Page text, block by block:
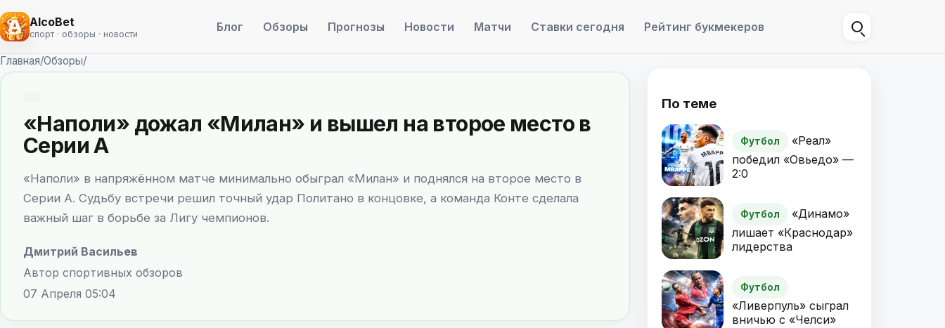
AlcoBet
спорт · обзоры · новости Блог Обзоры Прогнозы Новости Матчи Ставки сегодня Рейтинг букмекеров
Главная/Обзоры/
«Наполи» дожал «Милан» и вышел на второе место в
Серии А
«Наполи» в напряжённом матче минимально обыграл «Милан» и поднялся на второе место в
Серии А. Судьбу встречи решил точный удар Политано в концовке, а команда Конте сделала
важный шаг в борьбе за Лигу чемпионов.
Дмитрий Васильев
Автор спортивных обзоров
07 Апреля 05:04
По теме
Футбол
«Реал»
победил «Овьедо» —
2:0
Футбол
«Динамо»
лишает «Краснодар»
лидерства
Футбол
«Ливерпуль» сыграл
вничью с «Челси»